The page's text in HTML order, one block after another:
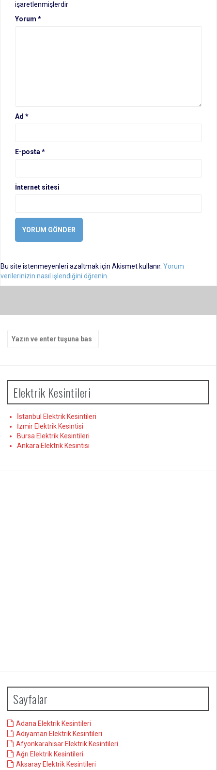
işaretlenmişlerdir
Yorum *
Ad *
E-posta *
İnternet sitesi
Bu site istenmeyenleri azaltmak için Akismet kullanır. Yorum
verilerinizin nasıl işlendiğini öğrenin.
yap:
Elektrik Kesintileri
İstanbul Elektrik Kesintileri
İzmir Elektrik Kesintisi
Bursa Elektrik Kesintileri
Ankara Elektrik Kesintisi
Sayfalar
Adana Elektrik Kesintileri
Adıyaman Elektrik Kesintileri
Afyonkarahisar Elektrik Kesintileri
Ağrı Elektrik Kesintileri
Aksaray Elektrik Kesintileri